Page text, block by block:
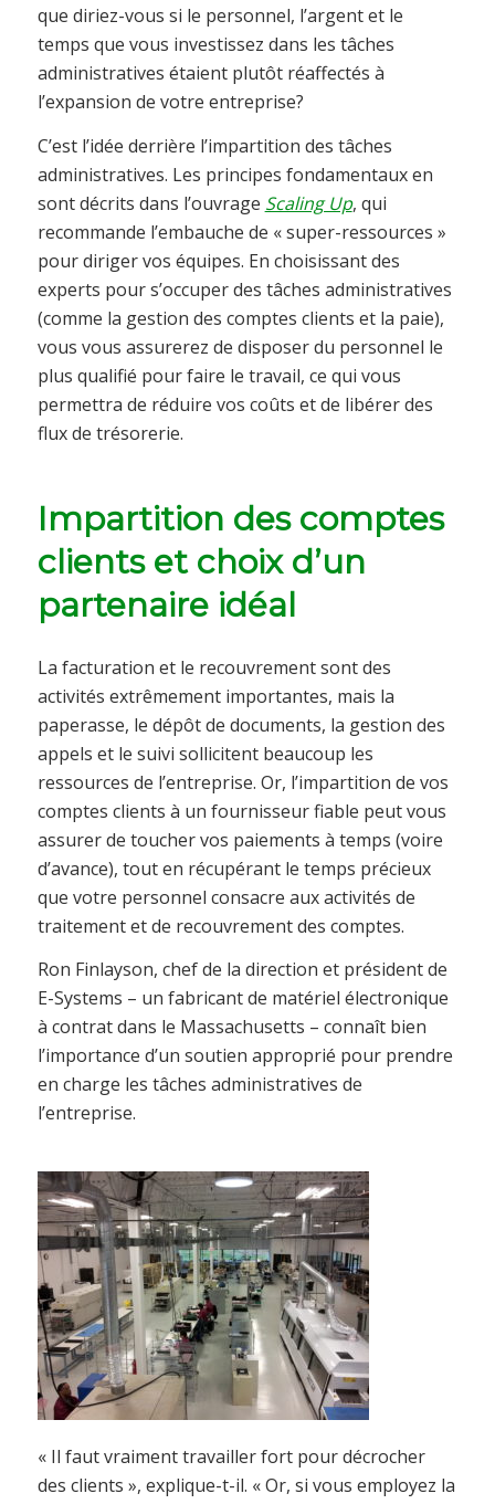
que diriez-vous si le personnel, l’argent et le
temps que vous investissez dans les tâches
administratives étaient plutôt réaffectés à
l’expansion de votre entreprise?
C’est l’idée derrière l’impartition des tâches
administratives. Les principes fondamentaux en
sont décrits dans l’ouvrage Scaling Up, qui
recommande l’embauche de « super-ressources »
pour diriger vos équipes. En choisissant des
experts pour s’occuper des tâches administratives
(comme la gestion des comptes clients et la paie),
vous vous assurerez de disposer du personnel le
plus qualifié pour faire le travail, ce qui vous
permettra de réduire vos coûts et de libérer des
flux de trésorerie.
Impartition des comptes
clients et choix d’un
partenaire idéal
La facturation et le recouvrement sont des
activités extrêmement importantes, mais la
paperasse, le dépôt de documents, la gestion des
appels et le suivi sollicitent beaucoup les
ressources de l’entreprise. Or, l’impartition de vos
comptes clients à un fournisseur fiable peut vous
assurer de toucher vos paiements à temps (voire
d’avance), tout en récupérant le temps précieux
que votre personnel consacre aux activités de
traitement et de recouvrement des comptes.
Ron Finlayson, chef de la direction et président de
E-Systems – un fabricant de matériel électronique
à contrat dans le Massachusetts – connaît bien
l’importance d’un soutien approprié pour prendre
en charge les tâches administratives de
l’entreprise.
« Il faut vraiment travailler fort pour décrocher
des clients », explique-t-il. « Or, si vous employez la